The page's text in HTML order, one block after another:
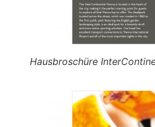
Hausbroschüre